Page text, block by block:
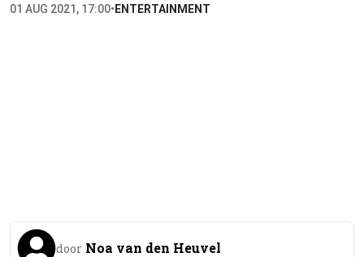
01 AUG 2021, 17:00• ENTERTAINMENT
door Noa van den Heuvel